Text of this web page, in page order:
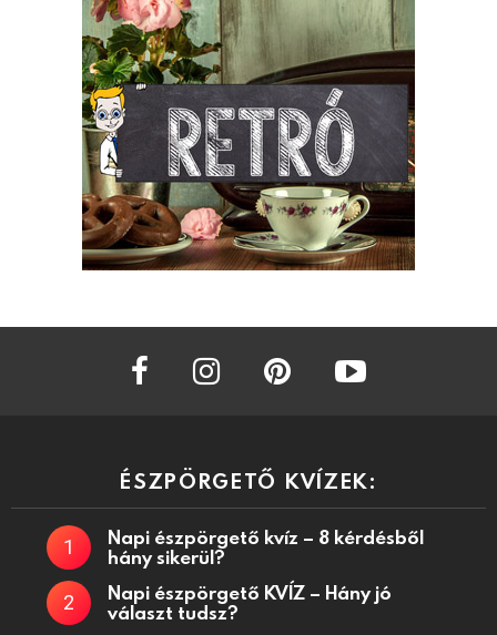
facebook instagram
ÉSZPÖRGETŐ KVÍZEK:
Napi észpörgető kvíz – 8 kérdésből
hány sikerül?
Napi észpörgető KVÍZ – Hány jó
választ tudsz?